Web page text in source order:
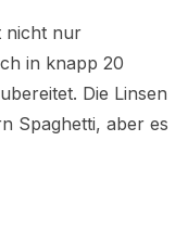
nicht nur
in knapp 20
Die Linsen
Spaghetti, aber es